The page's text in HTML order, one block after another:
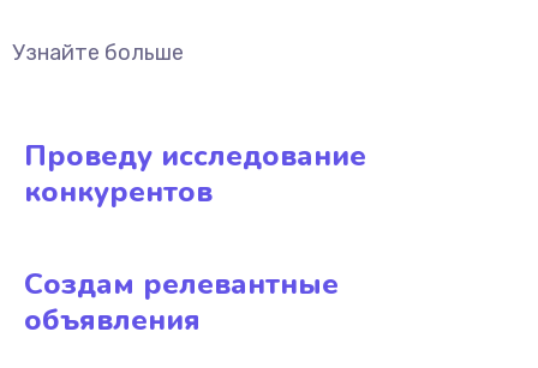
Узнайте больше
Проведу исследование
конкурентов
Создам релевантные
объявления